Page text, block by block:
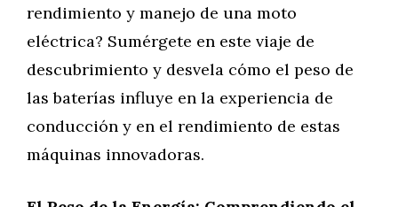
rendimiento y manejo de una moto
eléctrica? Sumérgete en este viaje de
descubrimiento y desvela cómo el peso de
las baterías influye en la experiencia de
conducción y en el rendimiento de estas
máquinas innovadoras.